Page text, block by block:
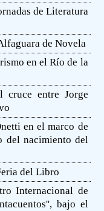
de Literatura
de Novela
en el Río de la
cruce entre Jorge
en el marco de
del nacimiento del
del Libro
Internacional de
bajo el